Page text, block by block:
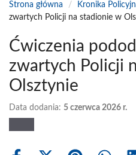
Strona główna / Kronika
zwartych Policji na stadionie w
Ćwiczenia
zwartych Policji
Olsztynie
Data dodania: 5 czerwca 2026 r.